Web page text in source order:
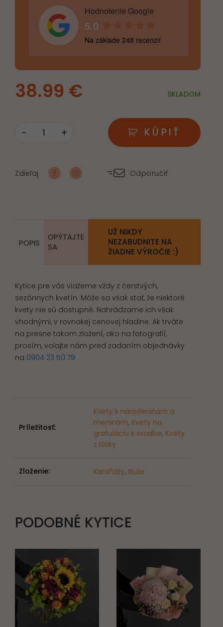
Hodnotenie Google
5.0
Na základe 248 recenzií
38.99 € SKLADOM
-
radosti
+ KÚPIŤ
Zdieľaj Odporučiť
POPIS
OPÝTAJTE
SA
UŽ NIKDY
NEZABUDNITE NA
ŽIADNE VÝROČIE :)
Kytice pre vás viažeme vždy z čerstvých,
sezónnych kvetín. Môže sa však stať, že niektoré
kvety nie sú dostupné. Nahrádzame ich však
vhodnými, v rovnakej cenovej hladine. Ak trváte
na presne takom zložení, ako na fotografií,
prosím, volajte nám pred zadaním objednávky
na 0904 23 50 79
Príležitosť:
Kvety k narodeninám a
meninám, Kvety na
gratuláciu k svadbe, Kvety
z lásky
Zloženie: Karafiáty, Ruže
PODOBNÉ KYTICE